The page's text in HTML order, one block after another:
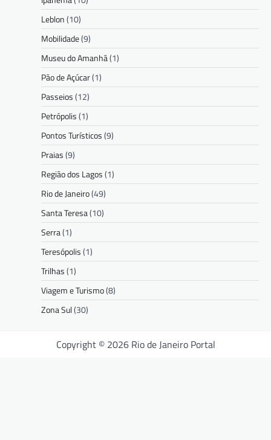
Leblon(10)
Mobilidade(9)
Museu do Amanhã(1)
Pão de Açúcar(1)
Passeios(12)
Petrópolis(1)
Pontos Turísticos(9)
Praias(9)
Região dos Lagos(1)
Rio de Janeiro(49)
Santa Teresa(10)
Serra(1)
Teresópolis(1)
Trilhas(1)
Viagem e Turismo(8)
Zona Sul(30)
Copyright © 2026 Rio de Janeiro Portal